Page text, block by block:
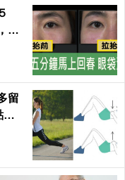
五
留
，